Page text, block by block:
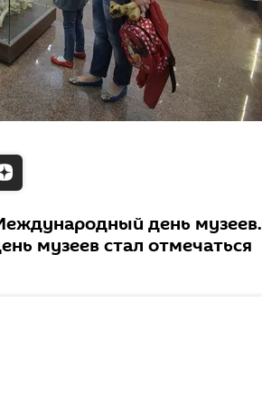
день музеев.
музеев стал отмечаться